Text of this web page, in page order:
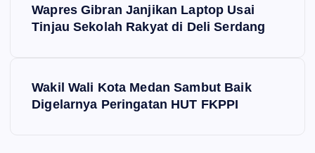
Wapres Gibran Janjikan Laptop Usai
Tinjau Sekolah Rakyat di Deli Serdang
Wakil Wali Kota Medan Sambut Baik
Digelarnya Peringatan HUT FKPPI